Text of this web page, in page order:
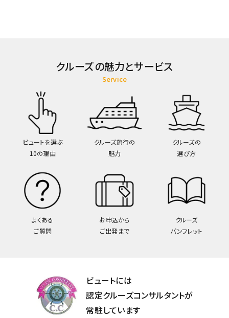
クルーズの魅力とサービス
Service
ビュートを選ぶ
10の理由
クルーズ旅行の
魅力
クルーズの
選び方
よくある
ご質問
お申込から
ご出発まで
クルーズ
パンフレット
ビュートには
認定クルーズコンサルタントが
常駐しています